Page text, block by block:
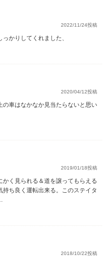
2022/11/24投稿
かりしてくれました、
2020/04/12投稿
車はなかなか見当たらないと思い
2019/01/18投稿
く見られる＆道を譲ってもらえる
ち良く運転出来る。このステイタ
2018/10/22投稿